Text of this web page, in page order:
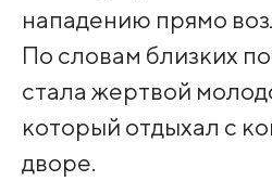
нападению прямо
По словам близких
стала жертвой
который отдыхал с
дворе.